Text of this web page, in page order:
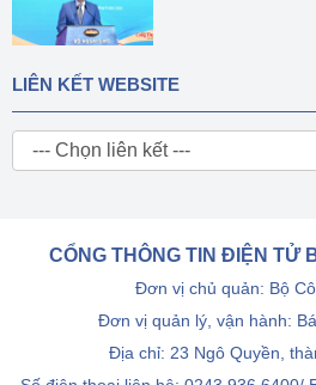
LIÊN KẾT WEBSITE
CỔNG THÔNG TIN ĐIỆN TỬ
Đơn vị chủ quản: Bộ
Đơn vị quản lý, vận hành:
Địa chỉ: 23 Ngô Quyền,